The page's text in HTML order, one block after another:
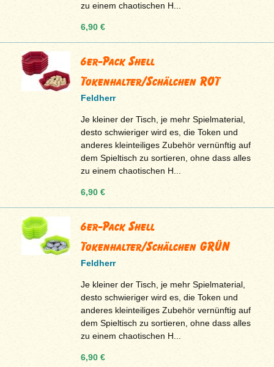
zu einem chaotischen H...
6,90 €
6er-Pack Shell
Tokenhalter/Schälchen ROT
Feldherr
Je kleiner der Tisch, je mehr Spielmaterial,
desto schwieriger wird es, die Token und
anderes kleinteiliges Zubehör vernünftig auf
dem Spieltisch zu sortieren, ohne dass alles
zu einem chaotischen H...
6,90 €
6er-Pack Shell
Tokenhalter/Schälchen GRÜN
Feldherr
Je kleiner der Tisch, je mehr Spielmaterial,
desto schwieriger wird es, die Token und
anderes kleinteiliges Zubehör vernünftig auf
dem Spieltisch zu sortieren, ohne dass alles
zu einem chaotischen H...
6,90 €